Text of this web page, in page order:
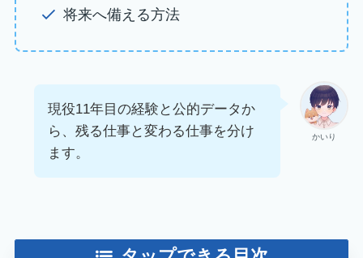
将来へ備える方法
かいり
現役11年目の経験と公的データか
ら、残る仕事と変わる仕事を分け
ます。